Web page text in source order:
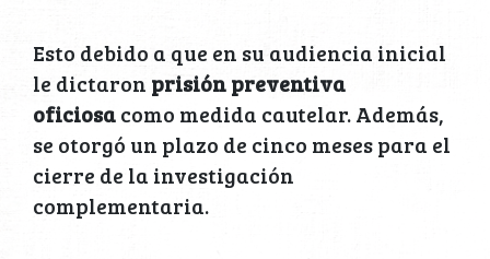
Esto debido a que en su audiencia inicial
le dictaron prisión preventiva
oficiosacomo medida cautelar. Además,
se otorgó un plazo de cinco meses para el
cierre de la investigación
complementaria.